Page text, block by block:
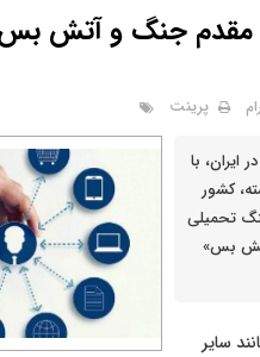
مقدم جنگ و آتش
پرینت
در ایران، با
کشور
تحمیلی
«آتش بس»
سایر